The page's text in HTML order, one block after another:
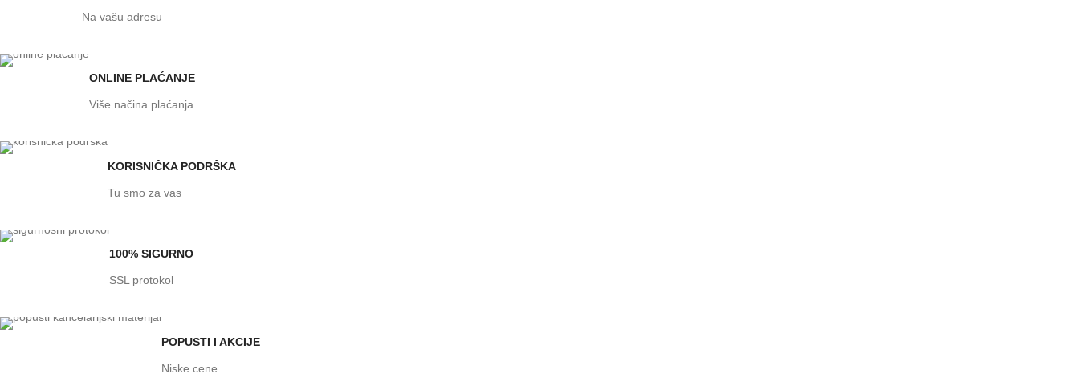
Na vašu adresu
ONLINE PLAĆANJE
Više načina plaćanja
KORISNIČKA PODRŠKA
Tu smo za vas
100% SIGURNO
SSL protokol
POPUSTI I AKCIJE
Niske cene